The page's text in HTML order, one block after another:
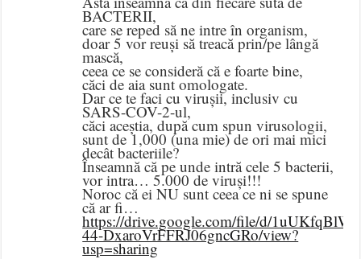
BACTERII,
care se reped să ne intre în organism,
doar 5 vor reuși să treacă prin/pe lângă
mască,
ceea ce se consideră că e foarte bine,
căci de aia sunt omologate.
Dar ce te faci cu virușii, inclusiv cu
SARS-COV-2-ul,
căci aceștia, după cum spun virusologii,
sunt de 1,000 (una mie) de ori mai mici
decât bacteriile?
Înseamnă că pe unde intră cele 5 bacterii,
vor intra… 5.000 de viruși!!!
Noroc că ei NU sunt ceea ce ni se spune
că ar fi…
https://drive.google.com/file/d/
44-DxaroVrFFRJ06gncGRo/view?
usp=sharing